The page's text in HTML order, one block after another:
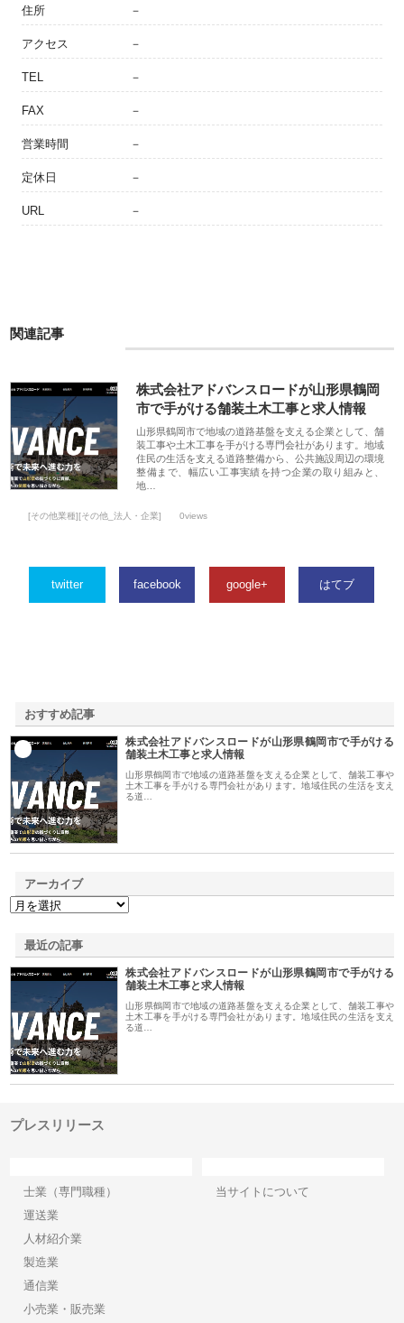
住所 －
アクセス －
TEL －
FAX －
営業時間 －
定休日 －
URL －
関連記事
株式会社アドバンスロードが山形県鶴岡
市で手がける舗装土木工事と求人情報
山形県鶴岡市で地域の道路基盤を支える企業として、舗
装工事や土木工事を手がける専門会社があります。地域
住民の生活を支える道路整備から、公共施設周辺の環境
整備まで、幅広い工事実績を持つ企業の取り組みと、
地…
[その他業種][その他_法人・企業] 0views
twitter facebook google+ はてブ
おすすめ記事
株式会社アドバンスロードが山形県鶴岡市で手がける
舗装土木工事と求人情報
山形県鶴岡市で地域の道路基盤を支える企業として、舗装工事や
土木工事を手がける専門会社があります。地域住民の生活を支え
る道…
アーカイブ
最近の記事
株式会社アドバンスロードが山形県鶴岡市で手がける
舗装土木工事と求人情報
山形県鶴岡市で地域の道路基盤を支える企業として、舗装工事や
土木工事を手がける専門会社があります。地域住民の生活を支え
る道…
プレスリリース
士業（専門職種）
運送業
人材紹介業
製造業
通信業
小売業・販売業
当サイトについて